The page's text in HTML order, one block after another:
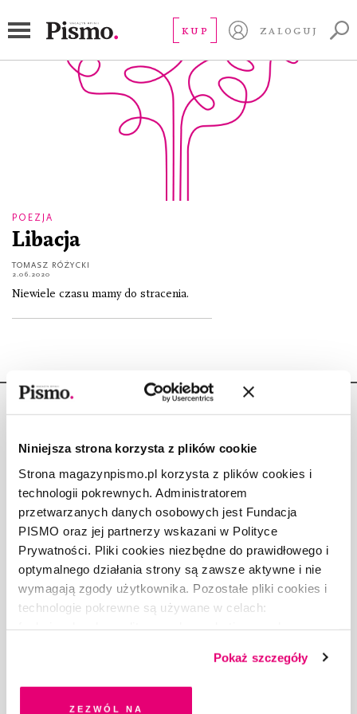
Niniejsza strona korzysta z plików cookie
Strona magazynpismo.pl korzysta z plików cookies i
technologii pokrewnych. Administratorem
przetwarzanych danych osobowych jest Fundacja
PISMO oraz jej partnerzy wskazani w Polityce
Prywatności. Pliki cookies niezbędne do prawidłowego i
optymalnego działania strony są zawsze aktywne i nie
wymagają zgody użytkownika. Pozostałe pliki cookies i
technologie pokrewne są używane w celach:
dobrowolną zgodę na pliki cookies i technologie
pokrewne, zgadzasz się na przechowywanie informacji
na Twoim urządzeniu końcowym lub dostęp do niego i
Pokaż szczegóły
Zezwól na
KUP ZALOGUJ
POEZJA
Libacja
TOMASZ RÓŻYCKI
2.06.2020
Niewiele czasu mamy do stracenia.
Copyright © Fundacja Pismo
O „PIŚMIE”
ABOUT PISMO
FACT-CHECKING W „PIŚMIE”
WSPIERAJĄ NAS